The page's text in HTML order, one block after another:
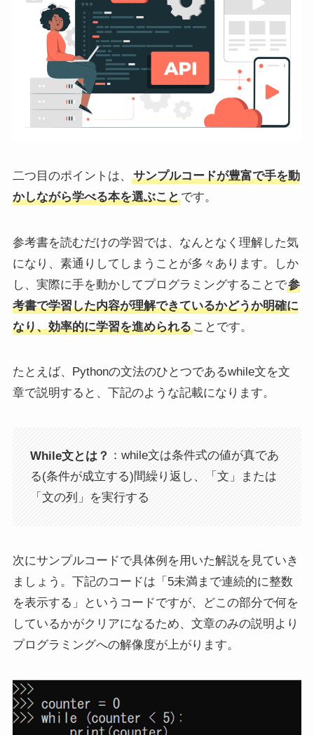
二つ目のポイントは、
サンプルコードが豊富で手を動
かしながら学べる本を選ぶことです。
参考書を読むだけの学習では、なんとなく理解した気
になり、素通りしてしまうことが多々あります。しか
し、実際に手を動かしてプログラミングすることで参
考書で学習した内容が理解できているかどうか明確に
なり、効率的に学習を進められることです。
たとえば、Pythonの文法のひとつであるwhile文を文
章で説明すると、下記のような記載になります。
While文とは？ ：while文は条件式の値が真であ
る(条件が成立する)間繰り返し、「文」または
「文の列」を実行する
次にサンプルコードで具体例を用いた解説を見ていき
ましょう。下記のコードは「5未満まで連続的に整数
を表示する」というコードですが、どこの部分で何を
しているかがクリアになるため、文章のみの説明より
プログラミングへの解像度が上がります。